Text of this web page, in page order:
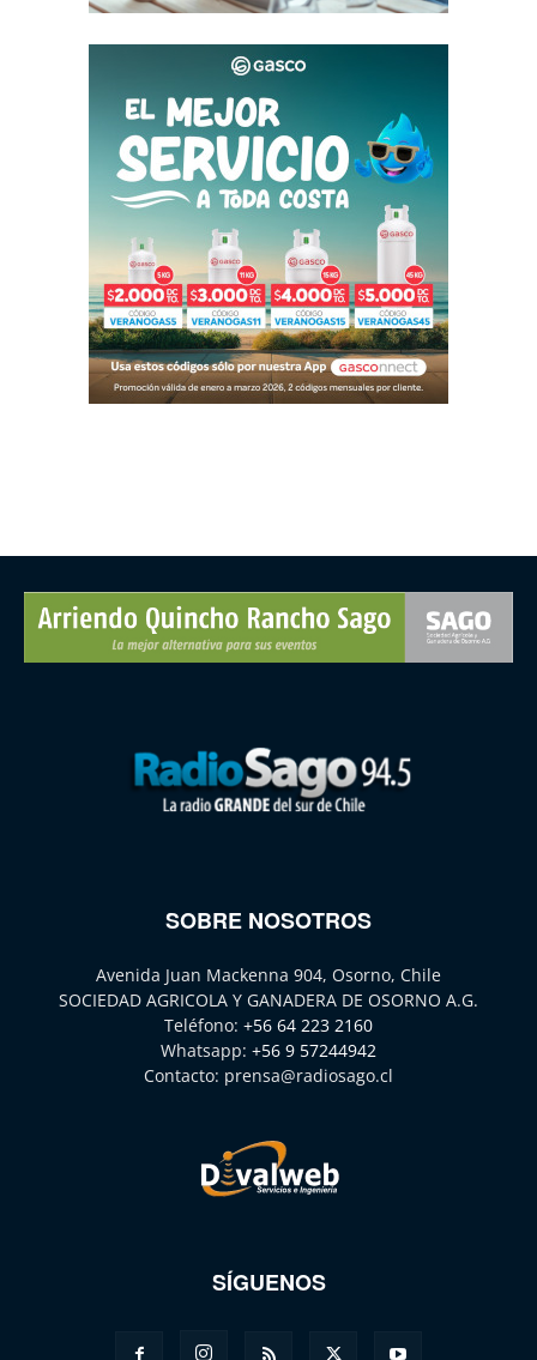
SOBRE NOSOTROS
Avenida Juan Mackenna 904, Osorno, Chile
SOCIEDAD AGRICOLA Y GANADERA DE OSORNO A.G.
Teléfono: +56 64 223 2160
Whatsapp: +56 9 57244942
Contacto: prensa@radiosago.cl
SÍGUENOS